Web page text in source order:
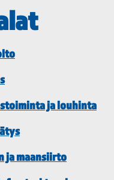
ja louhinta
ja maansiirto